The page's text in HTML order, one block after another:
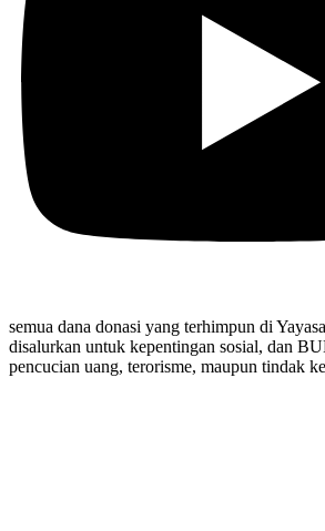
semua dana donasi yang terhimpun di
disalurkan untuk kepentingan sosial, dan
pencucian uang, terorisme, maupun tindak